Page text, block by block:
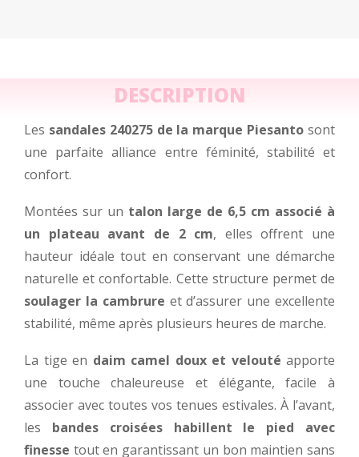
DESCRIPTION
Les sandales 240275 de la marque Piesanto sont
une parfaite alliance entre féminité, stabilité et
confort.
Montées sur un talon large de 6,5 cm associé à
un plateau avant de 2 cm, elles offrent une
hauteur idéale tout en conservant une démarche
naturelle et confortable. Cette structure permet de
soulager la cambrure et d’assurer une excellente
stabilité, même après plusieurs heures de marche.
La tige en daim camel doux et velouté apporte
une touche chaleureuse et élégante, facile à
associer avec toutes vos tenues estivales. À l’avant,
les bandes croisées habillent le pied avec
finesse tout en garantissant un bon maintien sans